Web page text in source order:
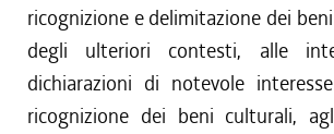
ricognizione e delimitazione dei
degli ulteriori contesti, alle
dichiarazioni di notevole
ricognizione dei beni culturali,